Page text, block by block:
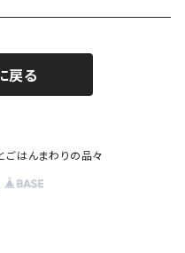
戻る
はんまわりの品々